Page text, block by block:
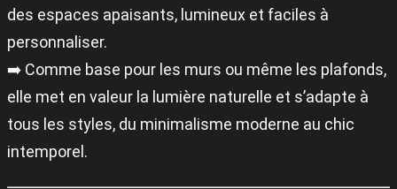
des espaces apaisants, lumineux et faciles à
personnaliser.
➡️ Comme base pour les murs ou même les plafonds,
elle met en valeur la lumière naturelle et s’adapte à
tous les styles, du minimalisme moderne au chic
intemporel.